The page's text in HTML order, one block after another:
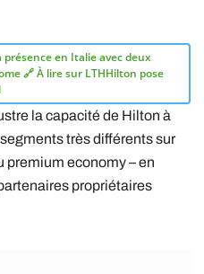
en Italie avec deux
🔗 À lire sur LTHHilton pose
la capacité de Hilton à
très différents sur
premium economy – en
propriétaires